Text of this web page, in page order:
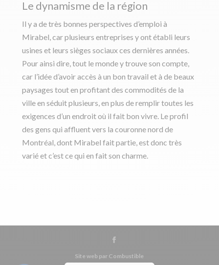
Le dynamisme de la région
Il y a de très bonnes perspectives d’emploi à
Mirabel, car plusieurs entreprises y ont établi leurs
usines et leurs sièges sociaux ces dernières années.
Pour ainsi dire, tout le monde y trouve son compte,
car l’idée d’avoir accès à un bon travail et à de beaux
paysages tout en profitant des commodités de la
ville en séduit plusieurs, en plus de remplir toutes les
exigences d’un endroit où il fait bon vivre. Le profil
des gens qui affluent vers la couronne nord de
Montréal, dont Mirabel fait partie, est donc très
varié et c’est ce qui en fait son charme.
Site web par Combustible